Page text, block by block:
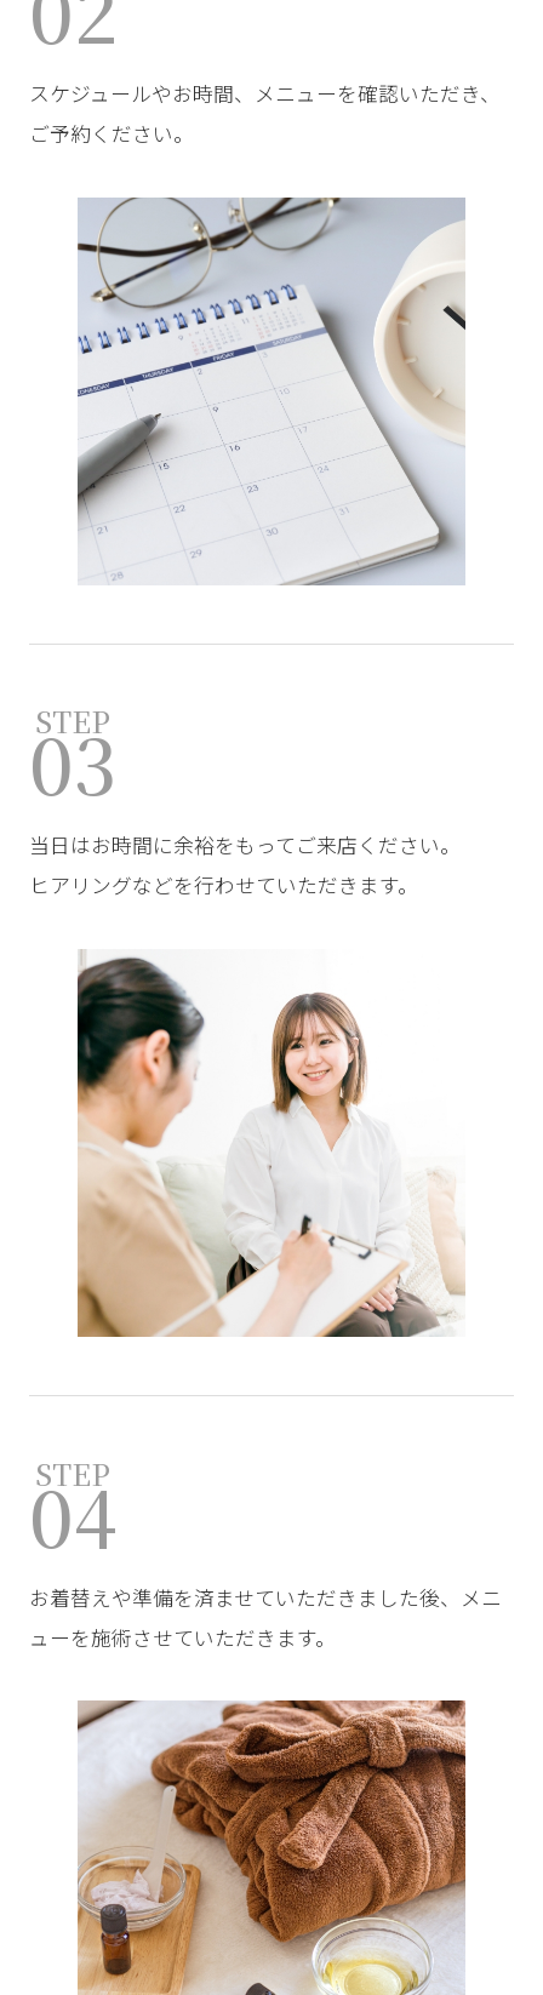
スケジュールやお時間、メニューを確認いただき、
ご予約ください。
STEP
03
当日はお時間に余裕をもってご来店ください。
ヒアリングなどを行わせていただきます。
STEP
04
お着替えや準備を済ませていただきました後、メニ
ューを施術させていただきます。